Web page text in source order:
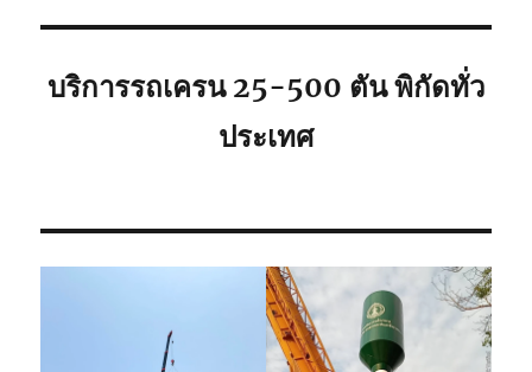
บริการรถเครน 25-500 ตัน พิกัดทั่ว
ประเทศ